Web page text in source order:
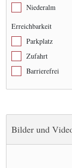
Niederalm
Erreichbarkeit
Parkplatz
Zufahrt
Barrierefrei
Bilder und